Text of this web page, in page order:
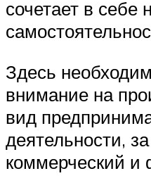
сочетает в себе
Здесь
внимание на
вид
деятельности,
коммерческий